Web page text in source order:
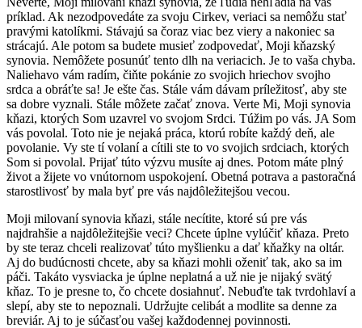
príklad. Ak nezodpovedáte za svoju Cirkev, veriaci sa nemôžu stať
pravými katolíkmi. Stávajú sa čoraz viac bez viery a nakoniec sa
strácajú. Ale potom sa budete musieť zodpovedať, Moji kňazský
synovia. Nemôžete posunúť tento dlh na veriacich. Je to vaša chyba.
Naliehavo vám radím, čiňte pokánie zo svojich hriechov svojho
srdca a obráťte sa! Je ešte čas. Stále vám dávam príležitosť, aby ste
sa dobre vyznali. Stále môžete začať znova. Verte Mi, Moji synovia
kňazi, ktorých Som uzavrel vo svojom Srdci. Túžim po vás. JA Som
vás povolal. Toto nie je nejaká práca, ktorú robíte každý deň, ale
povolanie. Vy ste tí volaní a cítili ste to vo svojich srdciach, ktorých
Som si povolal. Prijať túto výzvu musíte aj dnes. Potom máte plný
život a žijete vo vnútornom uspokojení. Obetná potrava a pastoračná
starostlivosť by mala byť pre vás najdôležitejšou vecou.
Moji milovaní synovia kňazi, stále necítite, ktoré sú pre vás
najdrahšie a najdôležitejšie veci? Chcete úplne vylúčiť kňaza. Preto
by ste teraz chceli realizovať túto myšlienku a dať kňažky na oltár.
Aj do budúcnosti chcete, aby sa kňazi mohli oženiť tak, ako sa im
páči. Takáto vysviacka je úplne neplatná a už nie je nijaký svätý
kňaz. To je presne to, čo chcete dosiahnuť. Nebuďte tak tvrdohlaví a
slepí, aby ste to nepoznali. Udržujte celibát a modlite sa denne za
breviár. Aj to je súčasťou vašej každodennej povinnosti.